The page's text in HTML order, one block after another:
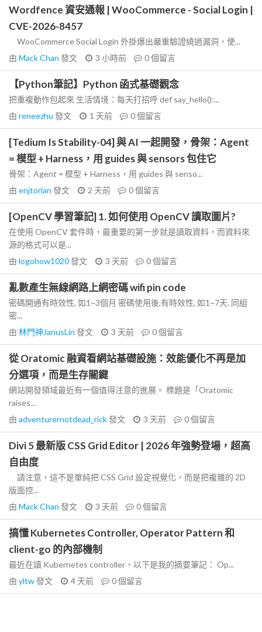
Wordfence 資安通報 | WooCommerce - Social Login |
CVE-2026-8457
WooCommerce Social Login 外掛爆出嚴重驗證繞過漏洞，使...
由 Mack Chan 發文 3 小時前 0個留言
【Python筆記】Python 函式基礎觀念
把重複動作包起來 生活情境：每天打招呼 def say_hello():...
由 reneezhu 發文 1 天前 0個留言
[Tedium Is Stability-04] 與 AI 一起開發，骨架：Agent
= 模型 + Harness，用 guides 與 sensors 包住它
骨架：Agent = 模型 + Harness，用 guides 與 senso...
由 enjtorian 發文 2 天前 0個留言
[OpenCV 學習筆記] 1. 如何使用 OpenCV 讀取圖片?
在使用 OpenCV 套件時，最重要的第一步就是讀取資料，而資料來
源的格式可以是...
由 logohow1020發文 3 天前 0個留言
亂數產生無線網路上網密碼 wifi pin code
密碼開通有時效性, 如1~3個月 密碼使用後,有時效性, 如1~7天. 同組
密...
由 林門神JanusLin 發文 3 天前 0個留言
從 Oratomic 融資看網站基礎設施：效能優化不再是加
分選項，而是生存關鍵
網站開發領域最近有一個值得注意的進展。 標題是「Oratomic
raises...
由 adventurernotdead_rick發文 3 天前 0個留言
Divi 5 最新版 CSS Grid Editor | 2026 年強勢登場，超高
自由度
請注意，這不是單純把 CSS Grid 設定視覺化，而是把複雜的 2D
版面控...
由 Mack Chan 發文 3 天前 0個留言
搞懂 Kubernetes Controller, Operator Pattern 和
client-go 的內部機制
最近在讀 Kubernetes controller，以下是我的摘要筆記： Op...
由 yltw發文 4 天前 0個留言